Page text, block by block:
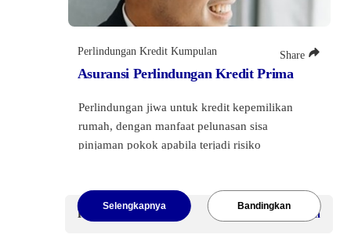
Perlindungan Kredit Kumpulan Share
Asuransi Perlindungan Kredit Prima
Perlindungan jiwa untuk kredit kepemilikan
rumah, dengan manfaat pelunasan sisa
pinjaman pokok apabila terjadi risiko
Premi Mulai Dapat disesuaikan
Selengkapnya Bandingkan